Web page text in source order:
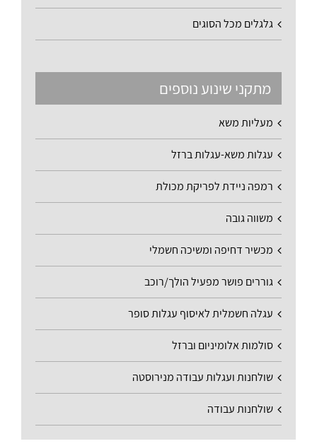
גלגלים מכל הסוגים
מתקני שינוע נוספים
מעליות משא
עגלות משא-עגלות ברזל
רמפה ניידת לפריקת מכולת
משווה גובה
מכשיר דחיפה ומשיכה חשמלי
גוררים פושר מפעיל הולך/רוכב
עגלה חשמלית לאיסוף עגלות סופר
סולמות אלומיניום וברזל
שולחנות ועגלות עבודה מנירוסטה
שולחנות עבודה